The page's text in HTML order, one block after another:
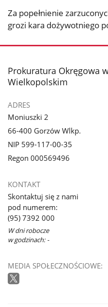
Za popełnienie
grozi kara dożywotniego
stopka
Prokuratura Okręgowa
Wielkopolskim
ADRES
Moniuszki 2
66-400 Gorzów Wlkp.
NIP 599-117-00-35
Regon 000569496
KONTAKT
Skontaktuj się z nami
pod numerem:
(95) 7392 000
W dni robocze
w godzinach: -
MEDIA SPOŁECZNOŚCIOWE: